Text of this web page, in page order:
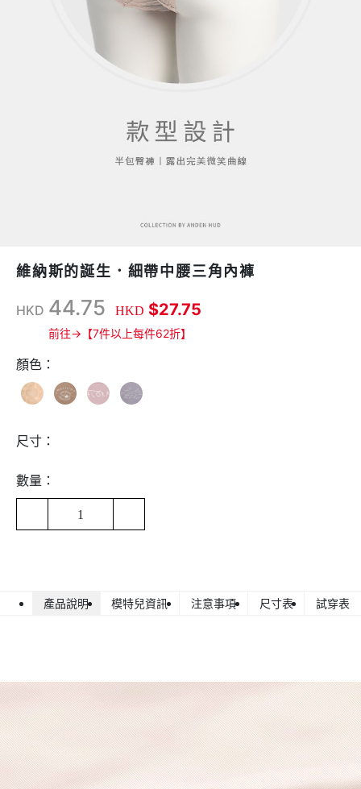
維納斯的誕生．細帶中腰三角內褲
HKD 44.75 HKD $27.75
前往→【7件以上每件62折】
顏色：
尺寸：
數量：
1
產品說明 模特兒資訊 注意事項 尺寸表 試穿表